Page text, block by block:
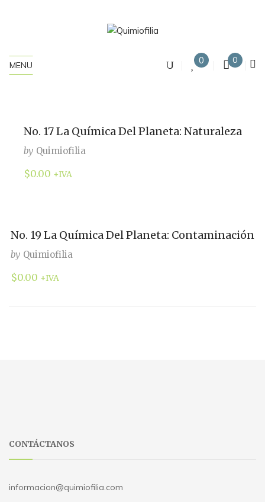
MENU 0 0
No. 17 La Química Del Planeta: Naturaleza
by Quimiofilia
$0.00 +IVA
No. 19 La Química Del Planeta: Contaminación
by Quimiofilia
$0.00 +IVA
CONTÁCTANOS
informacion@quimiofilia.com